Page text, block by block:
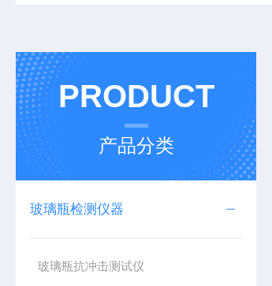
PRODUCT
产品分类
玻璃瓶检测仪器
玻璃瓶抗冲击测试仪